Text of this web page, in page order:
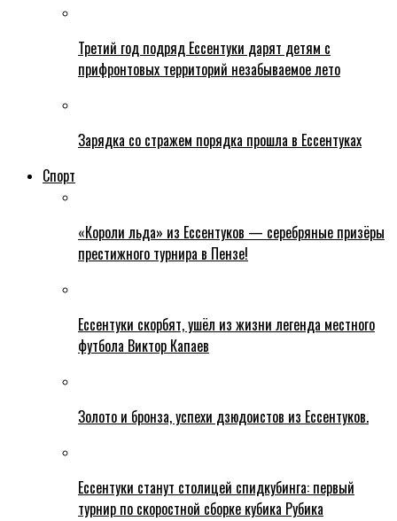
Третий год подряд Ессентуки дарят детям с
прифронтовых территорий незабываемое лето
Зарядка со стражем порядка прошла в Ессентуках
Спорт
«Короли льда» из Ессентуков — серебряные призёры
престижного турнира в Пензе!
Ессентуки скорбят, ушёл из жизни легенда местного
футбола Виктор Капаев
Золото и бронза, успехи дзюдоистов из Ессентуков.
Ессентуки станут столицей спидкубинга: первый
турнир по скоростной сборке кубика Рубика